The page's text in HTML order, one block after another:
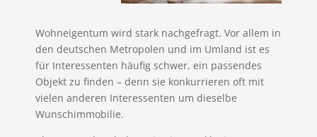
Wohneigentum wird stark nachgefragt. Vor allem in
den deutschen Metropolen und im Umland ist es
für Interessenten häufig schwer, ein passendes
Objekt zu finden – denn sie konkurrieren oft mit
vielen anderen Interessenten um dieselbe
Wunschimmobilie.